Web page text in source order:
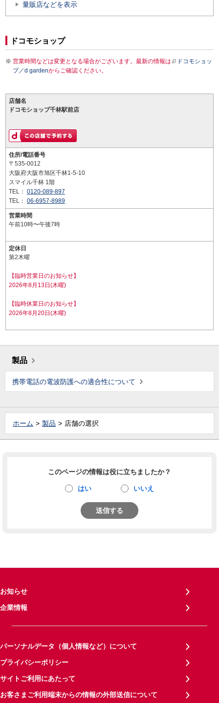
量販店などを表示
ドコモショップ
営業時間などは変更となる場合がございます。最新の情報は
ドコモショッ
プ／d gardenからご確認ください。
店舗名
ドコモショップ千林駅前店
住所/電話番号
〒535-0012
大阪府大阪市旭区千林1-5-10
スマイル千林 1階
TEL： 0120-089-897
TEL： 06-6957-8989
営業時間
午前10時〜午後7時
定休日
第2木曜
【臨時営業日のお知らせ】
2026年8月13日(木曜)
【臨時休業日のお知らせ】
2026年8月20日(木曜)
製品
携帯電話の電波防護への適合性について
ホーム 製品 店舗の選択
このページの情報は役に立ちましたか？
はい いいえ
送信する
お知らせ
企業情報
パーソナルデータ（個人情報など）について
プライバシーポリシー
サイトご利用にあたって
お客さまご利用端末からの情報の外部送信について